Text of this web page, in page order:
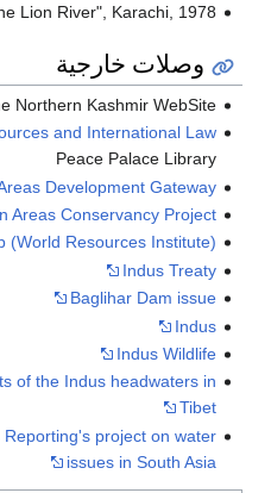
Lion River", Karachi, 1978
وصلات خارجية
Northern Kashmir WebSite
and International Law
Peace Palace Library
Development Gateway
Areas Conservancy Project
(World Resources Institute)
Indus Treaty
Baglihar Dam issue
Indus
Indus Wildlife
of the Indus headwaters in
Tibet
project on water
issues in South Asia